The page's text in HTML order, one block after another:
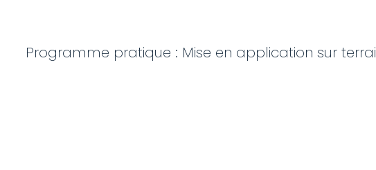
Programme pratique : Mise en application sur